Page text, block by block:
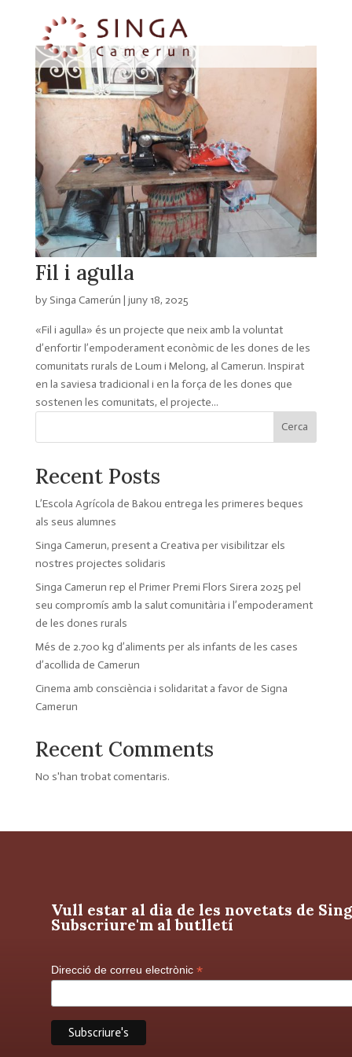
Fil i agulla
by Singa Camerún | juny 18, 2025
«Fil i agulla» és un projecte que neix amb la voluntat
d’enfortir l’empoderament econòmic de les dones de les
comunitats rurals de Loum i Melong, al Camerun. Inspirat
en la saviesa tradicional i en la força de les dones que
sostenen les comunitats, el projecte...
Cerca
Recent Posts
L’Escola Agrícola de Bakou entrega les primeres beques
als seus alumnes
Singa Camerun, present a Creativa per visibilitzar els
nostres projectes solidaris
Singa Camerun rep el Primer Premi Flors Sirera 2025 pel
seu compromís amb la salut comunitària i l’empoderament
de les dones rurals
Més de 2.700 kg d’aliments per als infants de les cases
d’acollida de Camerun
Cinema amb consciència i solidaritat a favor de Signa
Camerun
Recent Comments
No s'han trobat comentaris.
Vull estar al dia de les novetats de
Subscriure'm al butlletí
Direcció de correu electrònic *